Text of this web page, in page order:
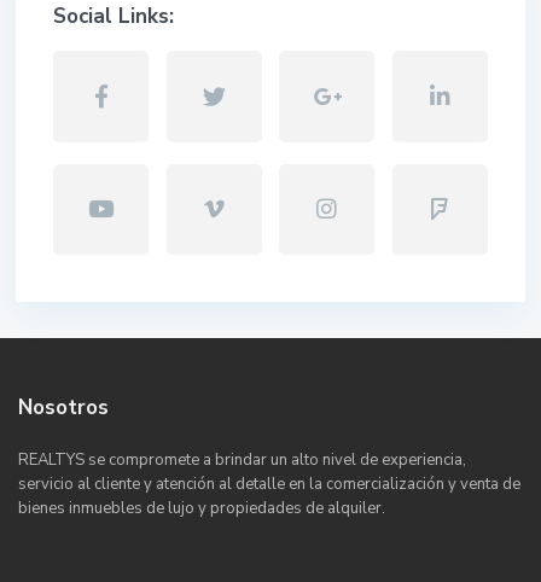
Social Links:
Nosotros
REALTYS se compromete a brindar un alto nivel de experiencia,
servicio al cliente y atención al detalle en la comercialización y venta de
bienes inmuebles de lujo y propiedades de alquiler.